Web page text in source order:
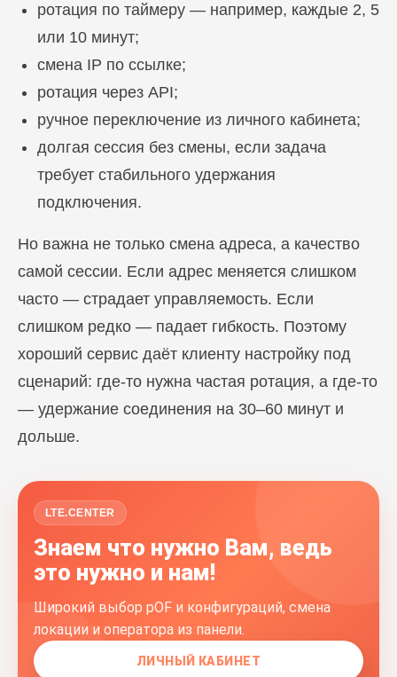
ротация по таймеру — например, каждые 2, 5
или 10 минут;
смена IP по ссылке;
ротация через API;
ручное переключение из личного кабинета;
долгая сессия без смены, если задача
требует стабильного удержания
подключения.
Но важна не только смена адреса, а качество
самой сессии. Если адрес меняется слишком
часто — страдает управляемость. Если
слишком редко — падает гибкость. Поэтому
хороший сервис даёт клиенту настройку под
сценарий: где-то нужна частая ротация, а где-то
— удержание соединения на 30–60 минут и
дольше.
LTE.CENTER
Знаем что нужно Вам, ведь
это нужно и нам!
Широкий выбор pOF и конфигураций, смена
локации и оператора из панели.
ЛИЧНЫЙ КАБИНЕТ